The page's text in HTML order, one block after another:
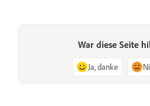
War diese Seite
Ja, danke